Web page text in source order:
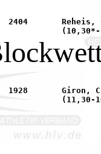
85	LAZ Mühlheim			30.05.	Steinbach
85	SV 1879 Hainstadt		09.05.	Mühlheim